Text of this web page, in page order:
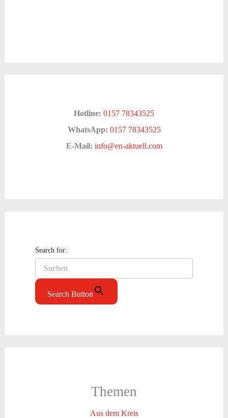
Hotline: 0157 78343525
WhatsApp: 0157 78343525
E-Mail: info@en-aktuell.com
Search for:
Search Button
Themen
Aus dem Kreis